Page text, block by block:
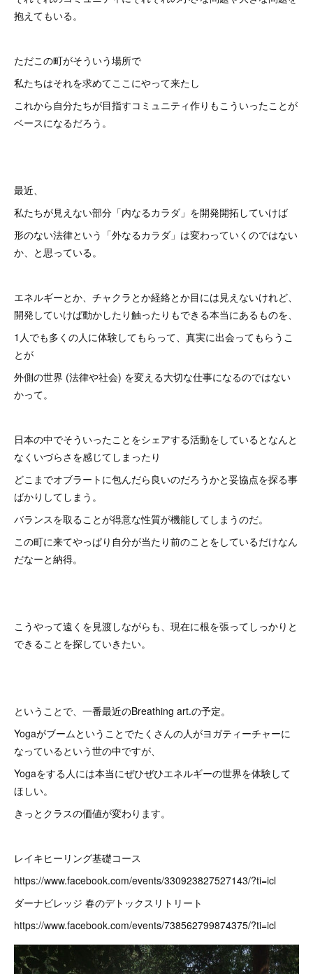
抱えてもいる。
ただこの町がそういう場所で
私たちはそれを求めてここにやって来たし
これから自分たちが目指すコミュニティ作りもこういったことが
ベースになるだろう。
最近、
私たちが見えない部分「内なるカラダ」を開発開拓していけば
形のない法律という「外なるカラダ」は変わっていくのではない
か、と思っている。
エネルギーとか、チャクラとか経絡とか目には見えないけれど、
開発していけば動かしたり触ったりもできる本当にあるものを、
1人でも多くの人に体験してもらって、真実に出会ってもらうこ
とが
外側の世界 (法律や社会) を変える大切な仕事になるのではない
かって。
日本の中でそういったことをシェアする活動をしているとなんと
なくいづらさを感じてしまったり
どこまでオブラートに包んだら良いのだろうかと妥協点を探る事
ばかりしてしまう。
バランスを取ることが得意な性質が機能してしまうのだ。
この町に来てやっぱり自分が当たり前のことをしているだけなん
だなーと納得。
こうやって遠くを見渡しながらも、現在に根を張ってしっかりと
できることを探していきたい。
ということで、一番最近のBreathing art.の予定。
Yogaがブームということでたくさんの人がヨガティーチャーに
なっているという世の中ですが、
Yogaをする人には本当にぜひぜひエネルギーの世界を体験して
ほしい。
きっとクラスの価値が変わります。
レイキヒーリング基礎コース
https://www.facebook.com/events/330923827527143/?ti=icl
ダーナビレッジ 春のデトックスリトリート
https://www.facebook.com/events/738562799874375/?ti=icl